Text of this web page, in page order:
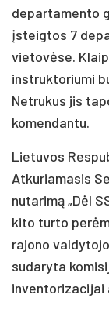
departamento
įsteigtos 7
vietovėse.
instruktoriumi
Netrukus jis
komendantu.
Lietuvos
Atkuriamasis
nutarimą „Dėl
kito turto
rajono
sudaryta
inventorizacijai